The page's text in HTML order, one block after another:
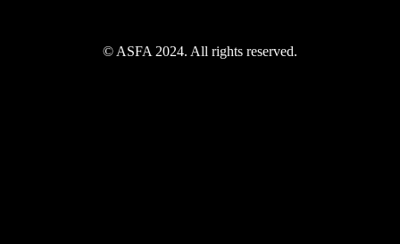
© ASFA 2024. All rights reserved.